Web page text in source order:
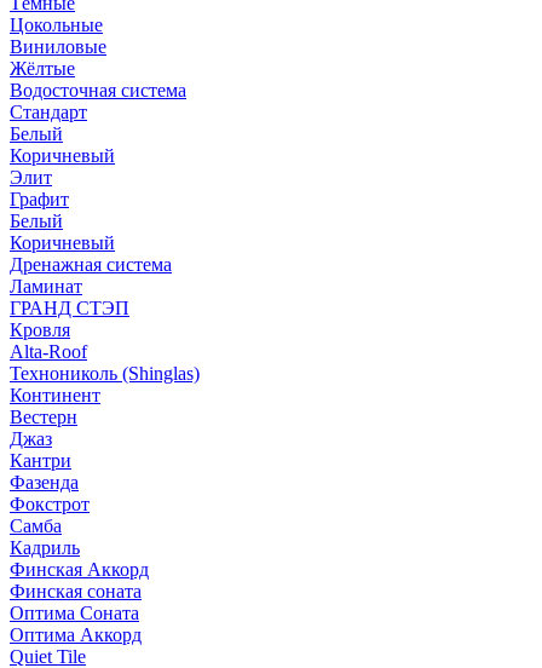
Цокольные
Виниловые
Жёлтые
Водосточная система
Стандарт
Белый
Коричневый
Элит
Графит
Белый
Коричневый
Дренажная система
Ламинат
ГРАНД СТЭП
Кровля
Alta-Roof
Технониколь (Shinglas)
Континент
Вестерн
Джаз
Кантри
Фазенда
Фокстрот
Самба
Кадриль
Финская Аккорд
Финская соната
Оптима Соната
Оптима Аккорд
Quiet Tile